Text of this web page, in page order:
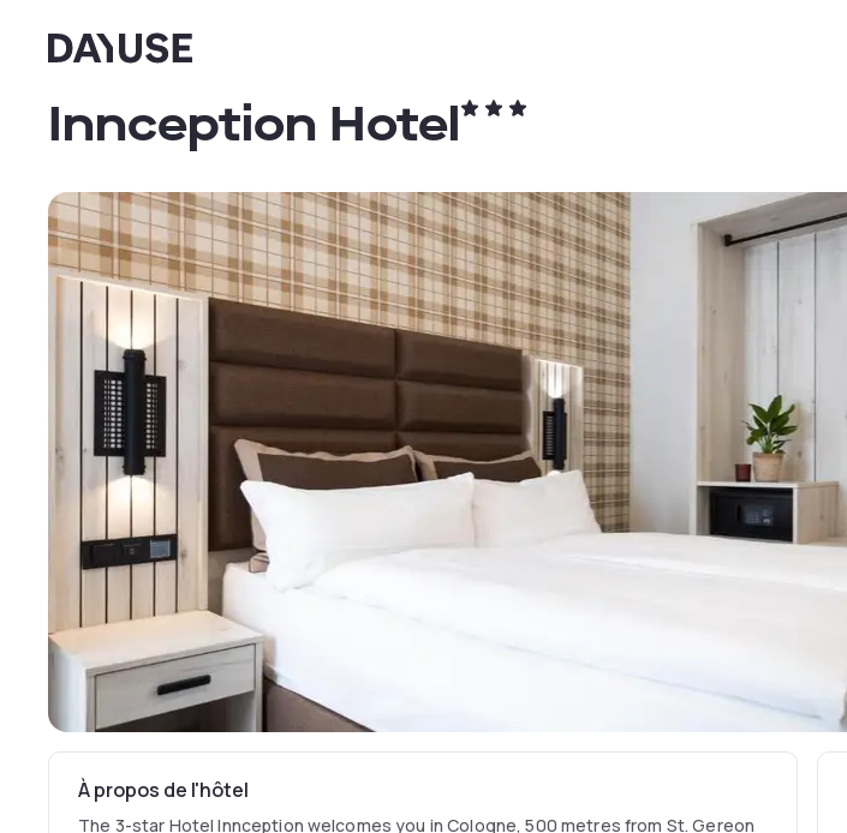
Dayuse
Innception Hotel
À propos de l'hôtel
The 3-star Hotel Innception welcomes you in Cologne, 500 metres from St. Gereon